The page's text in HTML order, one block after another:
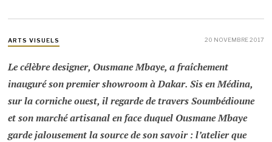
ARTS VISUELS 20 NOVEMBRE 2017
Le célèbre designer, Ousmane Mbaye, a fraîchement
inauguré son premier showroom à Dakar. Sis en Médina,
sur la corniche ouest, il regarde de travers Soumbédioune
et son marché artisanal en face duquel Ousmane Mbaye
garde jalousement la source de son savoir : l’atelier que